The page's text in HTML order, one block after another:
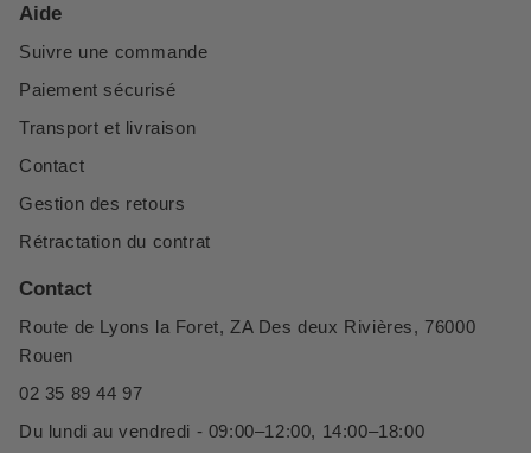
Aide
Suivre une commande
Paiement sécurisé
Transport et livraison
Contact
Gestion des retours
Rétractation du contrat
Contact
Route de Lyons la Foret, ZA Des deux Rivières, 76000
Rouen
02 35 89 44 97
Du lundi au vendredi - 09:00–12:00, 14:00–18:00